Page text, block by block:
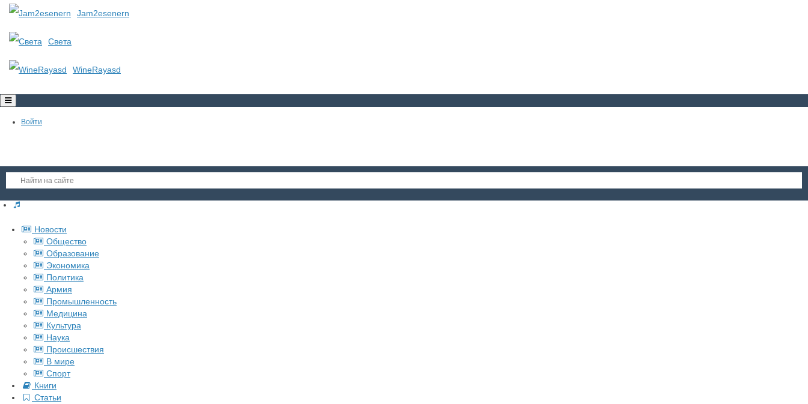
Jam2esenern
Света
WineRayasd
Toggle
navigation
Войти
Гость
Войти
Регистрация
Новости
Общество
Образование
Экономика
Политика
Армия
Промышленность
Медицина
Культура
Наука
Происшествия
В мире
Спорт
Книги
Статьи